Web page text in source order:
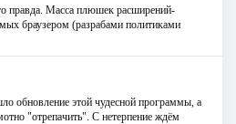
правда. Масса плюшек расширений-
браузером (разрабами политиками
обновление этой чудесной программы, а
"отрепачить". С нетерпение ждём